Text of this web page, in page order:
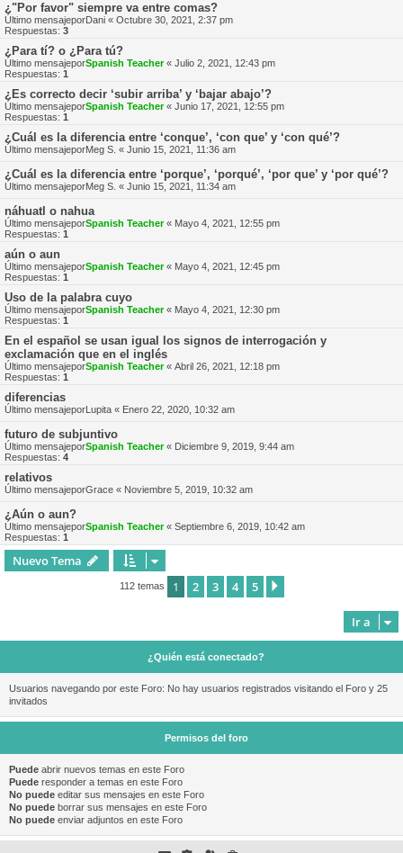
¿"Por favor" siempre va entre comas?
Último mensajeporDani « Octubre 30, 2021, 2:37 pm
Respuestas: 3
¿Para tí? o ¿Para tú?
Último mensajeporSpanish Teacher« Julio 2, 2021, 12:43 pm
Respuestas: 1
¿Es correcto decir ‘subir arriba’ y ‘bajar abajo’?
Último mensajeporSpanish Teacher« Junio 17, 2021, 12:55 pm
Respuestas: 1
¿Cuál es la diferencia entre ‘conque’, ‘con que’ y ‘con qué’?
Último mensajeporMeg S. « Junio 15, 2021, 11:36 am
¿Cuál es la diferencia entre ‘porque’, ‘porqué’, ‘por que’ y ‘por qué’?
Último mensajeporMeg S. « Junio 15, 2021, 11:34 am
náhuatl o nahua
Último mensajeporSpanish Teacher« Mayo 4, 2021, 12:55 pm
Respuestas: 1
aún o aun
Último mensajeporSpanish Teacher« Mayo 4, 2021, 12:45 pm
Respuestas: 1
Uso de la palabra cuyo
Último mensajeporSpanish Teacher« Mayo 4, 2021, 12:30 pm
Respuestas: 1
En el español se usan igual los signos de interrogación y
exclamación que en el inglés
Último mensajeporSpanish Teacher« Abril 26, 2021, 12:18 pm
Respuestas: 1
diferencias
Último mensajeporLupita « Enero 22, 2020, 10:32 am
futuro de subjuntivo
Último mensajeporSpanish Teacher« Diciembre 9, 2019, 9:44 am
Respuestas: 4
relativos
Último mensajeporGrace « Noviembre 5, 2019, 10:32 am
¿Aún o aun?
Último mensajeporSpanish Teacher« Septiembre 6, 2019, 10:42 am
Respuestas: 1
Nuevo Tema
112 temas 1 2 3 4 5
Ir a
¿Quién está conectado?
Usuarios navegando por este Foro: No hay usuarios registrados visitando el Foro y 25
invitados
Permisos del foro
Puede abrir nuevos temas en este Foro
Puede responder a temas en este Foro
No puede editar sus mensajes en este Foro
No puede borrar sus mensajes en este Foro
No puede enviar adjuntos en este Foro